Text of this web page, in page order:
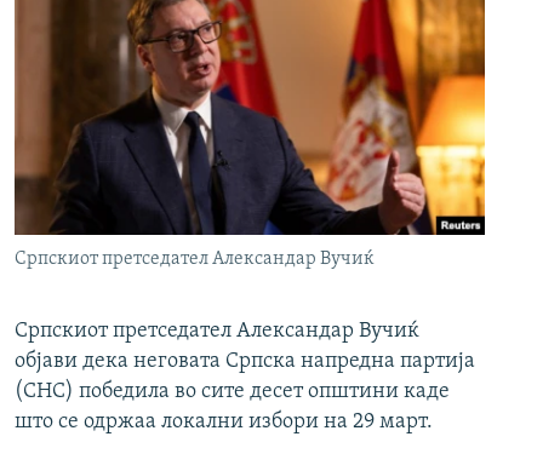
Српскиот претседател Александар Вучиќ
Српскиот претседател Александар Вучиќ
објави дека неговата Српска напредна партија
(СНС) победила во сите десет општини каде
што се одржаа локални избори на 29 март.